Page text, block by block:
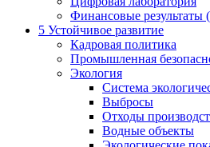
Финансовые
5 Устойчивое развитие
Кадровая политика
Промышленная
Экология
Система
Выбросы
Отходы
Водные объекты